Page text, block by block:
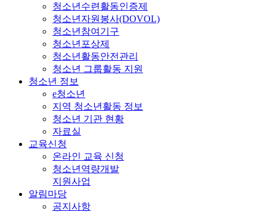
청소년수련활동인증제
청소년자원봉사(DOVOL)
청소년참여기구
청소년포상제
청소년활동안전관리
청소년 그룹활동 지원
청소년 정보
e청소년
지역 청소년활동 정보
청소년 기관 현황
자료실
교육신청
온라인 교육 신청
청소년역량개발
지원사업
알림마당
공지사항